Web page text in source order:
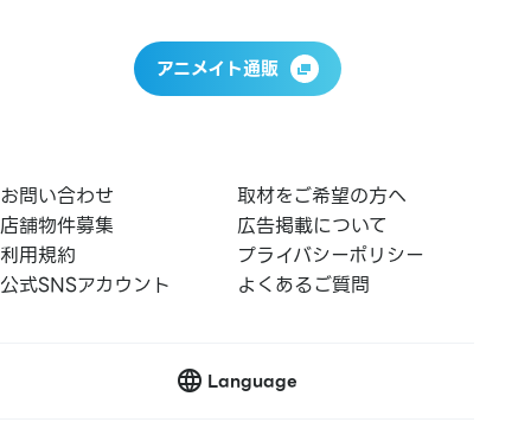
アニメイト通販
お問い合わせ
取材をご希望の方へ
店舗物件募集
広告掲載について
利用規約
プライバシーポリシー
公式SNSアカウント
よくあるご質問
Language